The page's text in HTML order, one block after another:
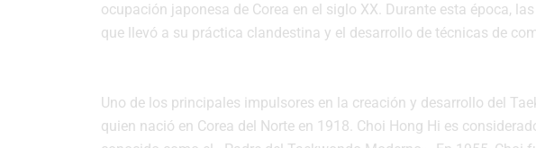
ocupación japonesa de Corea en el siglo XX. Durante esta época,
que llevó a su práctica clandestina y el desarrollo de técnicas de
Uno de los principales impulsores en la creación y desarrollo del
quien nació en Corea del Norte en 1918. Choi Hong Hi es